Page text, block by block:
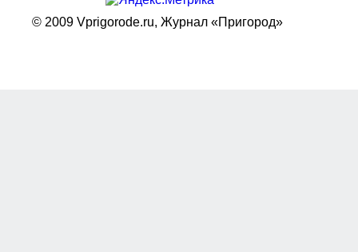
© 2009 Vprigorode.ru, Журнал «Пригород»